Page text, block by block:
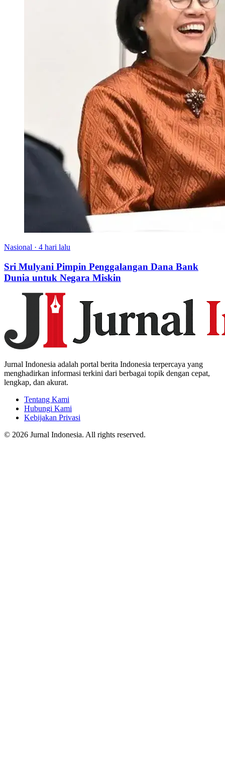
Nasional · 4 hari lalu
Sri Mulyani Pimpin Penggalangan Dana Bank
Dunia untuk Negara Miskin
Jurnal Indonesia adalah portal berita Indonesia terpercaya yang
menghadirkan informasi terkini dari berbagai topik dengan cepat,
lengkap, dan akurat.
Tentang Kami
Hubungi Kami
Kebijakan Privasi
© 2026 Jurnal Indonesia. All rights reserved.